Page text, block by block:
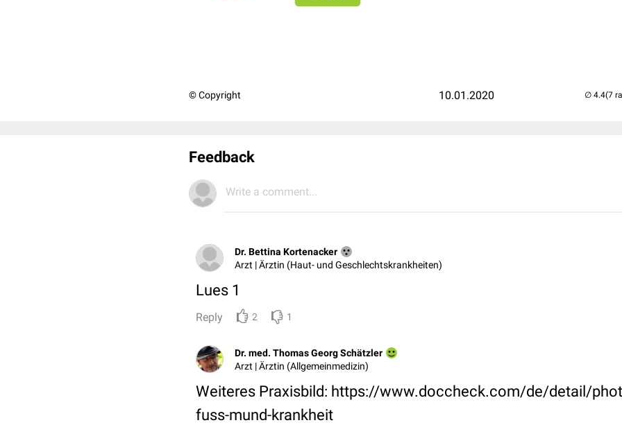
© Copyright 10.01.2020 (7
Feedback
Write a comment...
Dr. Bettina Kortenacker
Arzt | Ärztin (Haut- und Geschlechtskrankheiten)
Lues 1
Reply 2 1
Dr. med. Thomas Georg Schätzler
Arzt | Ärztin (Allgemeinmedizin)
Weiteres Praxisbild: https://www.doccheck.com/de/detail/
fuss-mund-krankheit